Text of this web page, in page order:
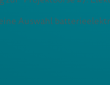
Auswahl